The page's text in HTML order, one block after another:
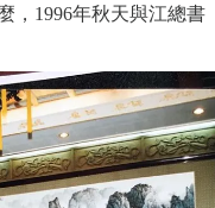
，1996年秋天與江總書